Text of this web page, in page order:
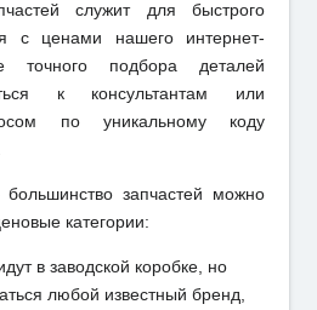
служит для быстрого
с ценами нашего интернет-
точного подбора деталей
к консультантам или
по уникальному коду
запчастей можно
категории:
в заводской коробке, но
любой известный бренд,